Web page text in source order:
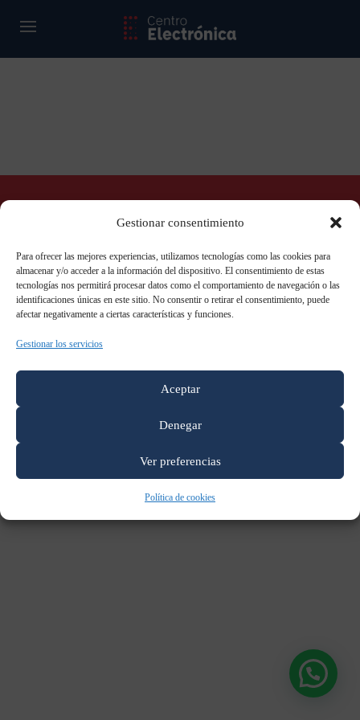
Gestionar consentimiento
Para ofrecer las mejores experiencias, utilizamos tecnologías como las cookies para
almacenar y/o acceder a la información del dispositivo. El consentimiento de estas
tecnologías nos permitirá procesar datos como el comportamiento de navegación o las
identificaciones únicas en este sitio. No consentir o retirar el consentimiento, puede
afectar negativamente a ciertas características y funciones.
Gestionar los servicios
Aceptar
Denegar
Ver preferencias
Política de cookies
¿No encuentras lo que estás
buscando? Llámanos ahora
695 320 846
· C/ Ciudad de Frías 24 (28021, Madrid)